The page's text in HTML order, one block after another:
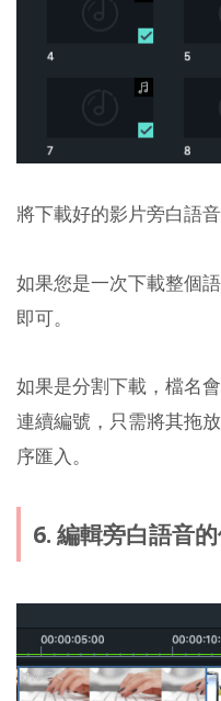
將下載好的影片旁白語
如果您是一次下載整個
即可。
如果是分割下載，檔名
連續編號，只需將其拖
序匯入。
6. 編輯旁白語音